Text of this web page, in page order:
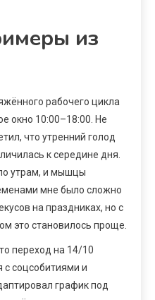
из
рабочего цикла
окно 10:00–18:00. Не
что утренний голод
к середине дня.
утрам, и мышцы
мне было сложно
на праздниках, но с
это становилось проще.
переход на 14/10
с соцсобитиями и
график под